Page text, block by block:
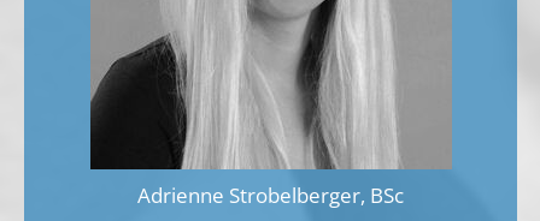
Adrienne Strobelberger, BSc